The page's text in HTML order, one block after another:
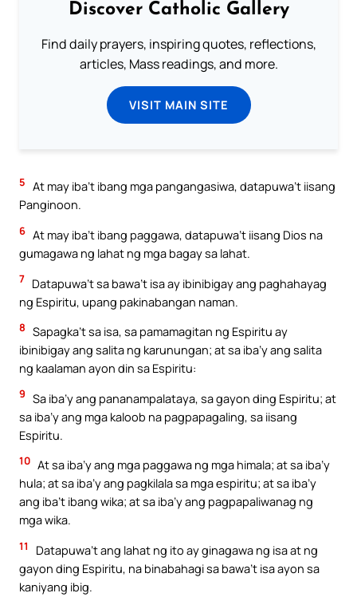
Discover Catholic Gallery
Find daily prayers, inspiring quotes, reflections,
articles, Mass readings, and more.
VISIT MAIN SITE
5 At may iba’t ibang mga pangangasiwa, datapuwa’t iisang
Panginoon.
6 At may iba’t ibang paggawa, datapuwa’t iisang Dios na
gumagawa ng lahat ng mga bagay sa lahat.
7 Datapuwa’t sa bawa’t isa ay ibinibigay ang paghahayag
ng Espiritu, upang pakinabangan naman.
8 Sapagka’t sa isa, sa pamamagitan ng Espiritu ay
ibinibigay ang salita ng karunungan; at sa iba’y ang salita
ng kaalaman ayon din sa Espiritu:
9 Sa iba’y ang pananampalataya, sa gayon ding Espiritu; at
sa iba’y ang mga kaloob na pagpapagaling, sa iisang
Espiritu.
10 At sa iba’y ang mga paggawa ng mga himala; at sa iba’y
hula; at sa iba’y ang pagkilala sa mga espiritu; at sa iba’y
ang iba’t ibang wika; at sa iba’y ang pagpapaliwanag ng
mga wika.
11
Datapuwa’t ang lahat ng ito ay ginagawa ng isa at ng
gayon ding Espiritu, na binabahagi sa bawa’t isa ayon sa
kaniyang ibig.